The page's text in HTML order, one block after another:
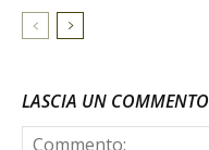
LASCIA UN COMMENTO